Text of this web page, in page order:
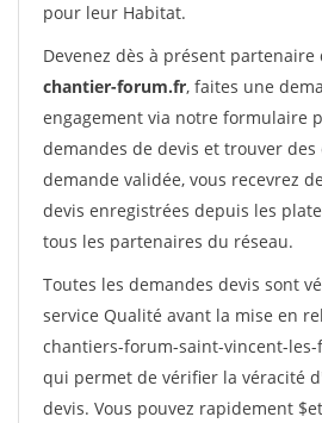
pour leur Habitat.
Devenez dès à présent partenaire
chantier-forum.fr, faites une
engagement via notre formulaire
demandes de devis et trouver
demande validée, vous recevrez
devis enregistrées depuis les
tous les partenaires du réseau.
Toutes les demandes devis sont
service Qualité avant la mise en
chantiers-forum-saint-vincent-les-
qui permet de vérifier la véracité
devis. Vous pouvez rapidement